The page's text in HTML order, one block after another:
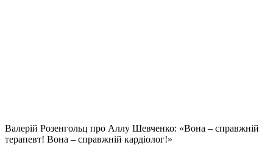
Валерій Розенгольц про Аллу Шевченко: «Вона – справжній
терапевт! Вона – справжній кардіолог!»